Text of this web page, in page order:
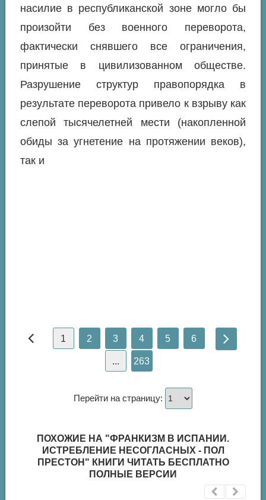
насилие в республиканской зоне могло бы
произойти без военного переворота,
фактически снявшего все ограничения,
принятые в цивилизованном обществе.
Разрушение структур правопорядка в
результате переворота привело к взрыву как
слепой тысячелетней мести (накопленной
обиды за угнетение на протяжении веков),
так и
1 2 3 4 5 6
... 263
Перейти на страницу:
ПОХОЖИЕ НА "ФРАНКИЗМ В ИСПАНИИ.
ИСТРЕБЛЕНИЕ НЕСОГЛАСНЫХ - ПОЛ
ПРЕСТОН" КНИГИ ЧИТАТЬ БЕСПЛАТНО
ПОЛНЫЕ ВЕРСИИ